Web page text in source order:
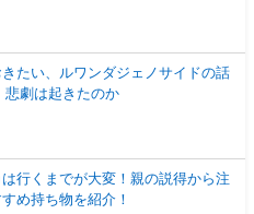
たい、ルワンダジェノサイドの話
劇は起きたのか
行くまでが大変！親の説得から注
め持ち物を紹介！